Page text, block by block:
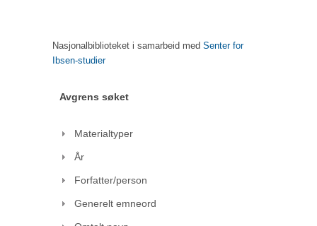
Nasjonalbiblioteket i samarbeid med Senter for
Ibsen-studier
Avgrens søket
Materialtyper
År
Forfatter/person
Generelt emneord